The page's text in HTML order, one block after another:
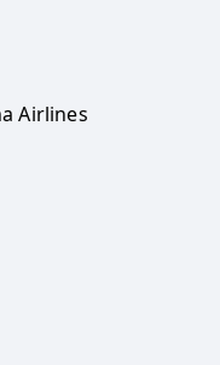
Airlines